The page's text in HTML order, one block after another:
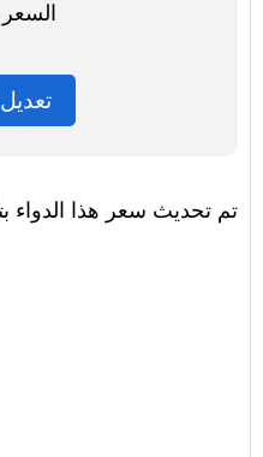
تم تحديث سعر هذا الدواء بتاريخ